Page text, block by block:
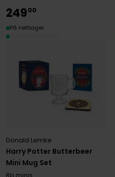
Harry Potter Butterbeer
Mini Mug Set
Donald Lemke
24900
På nettlager